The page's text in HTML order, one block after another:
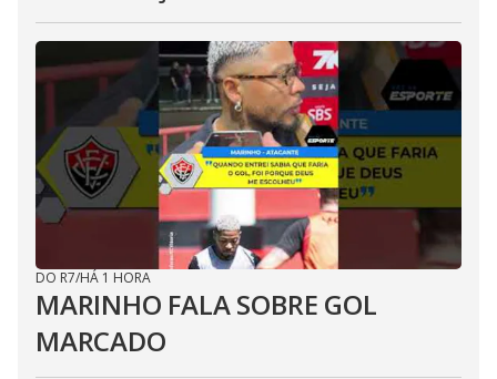
DO R7/HÁ 1 HORA
MARINHO FALA SOBRE GOL
MARCADO